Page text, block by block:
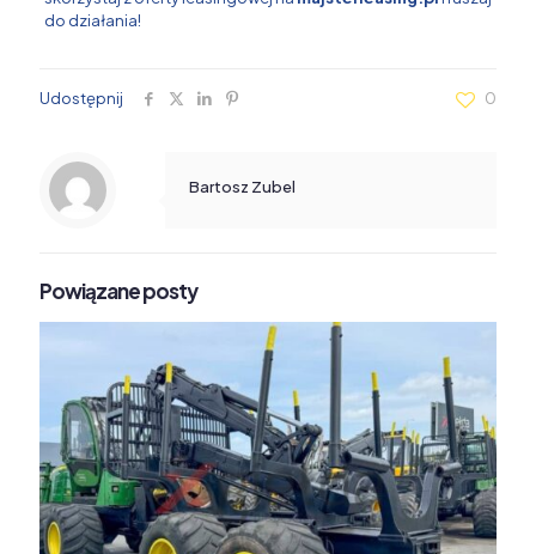
do działania!
Udostępnij 0
Bartosz Zubel
Powiązane posty